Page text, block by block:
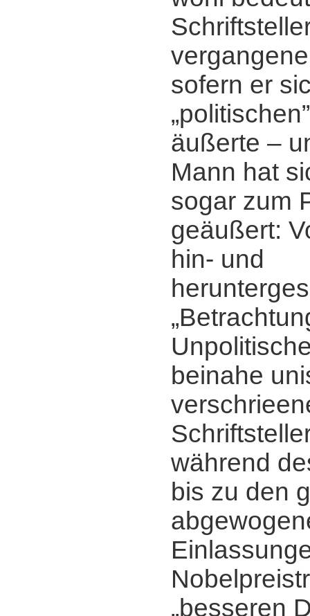
sofern er
äußerte ‒
Mann hat
sogar zum
geäußert:
hin- und
beinahe
während
bis zu den
„besseren